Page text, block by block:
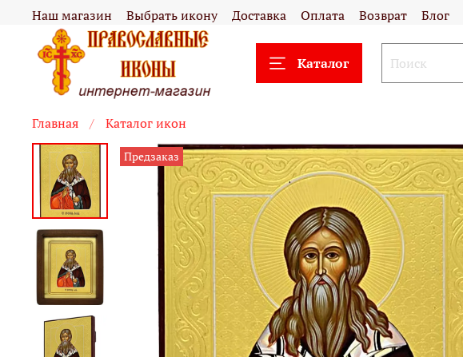
Наш магазин Выбрать икону Доставка Оплата Возврат Блог
Каталог
Главная Каталог икон
Предзаказ